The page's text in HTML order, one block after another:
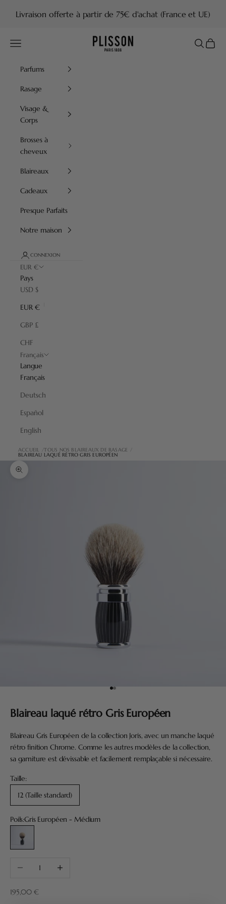
Livraison offerte à partir de 75€ d'achat (France et UE)
Plisson 1808
Menu Recherche
Panier
Parfums
Rasage
Visage &
Corps
Brosses à
cheveux
Blaireaux
Cadeaux
Presque Parfaits
Notre maison
CONNEXION
EUR €
Pays
USD $
EUR €
GBP £
CHF
Français
Langue
Français
Deutsch
Español
English
ACCUEIL TOUS NOS BLAIREAUX DE RASAGE
BLAIREAU LAQUÉ RÉTRO GRIS EUROPÉEN
Zoomer sur l'image
Aller à l'élément 1
Aller à l'élément 2
Blaireau laqué rétro Gris Européen
Blaireau Gris Européen de la collection Joris, avec un manche laqué
rétro finition Chrome. Comme les autres modèles de la collection,
sa garniture est dévissable et facilement remplaçable si nécessaire.
Taille:
12 (Taille standard)
Poils:Gris Européen - Médium
Gris Européen - Médium
Diminuer la quantitéAugmenter la quantité
Prix de vente
195,00 €